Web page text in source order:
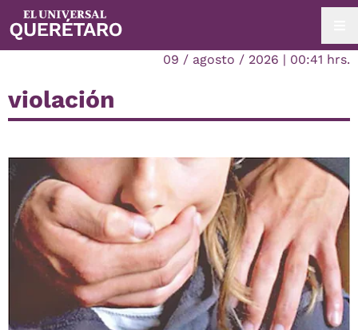
09 / agosto / 2026 | 00:41 hrs.
violación